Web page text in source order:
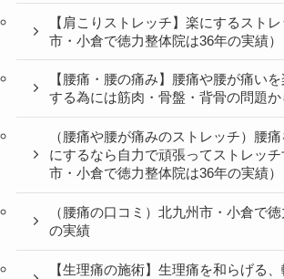
【肩こりストレッチ】楽にするスト
市・小倉で徳力整体院は36年の実績）
【腰痛・腰の痛み】腰痛や腰が痛い
する為には筋肉・骨盤・背骨の問題か
（腰痛や腰が痛みのストレッチ）腰
にするなら自力で頑張ってストレッチ
市・小倉で徳力整体院は36年の実績）
（腰痛の口コミ）北九州市・小倉で
の実績
【生理痛の施術】生理痛を和らげる